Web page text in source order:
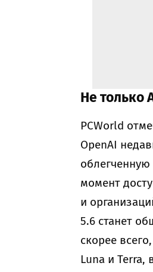
Не только
PCWorld
OpenAI
момент
и
5.6 станет
скорее
Luna и Terra,